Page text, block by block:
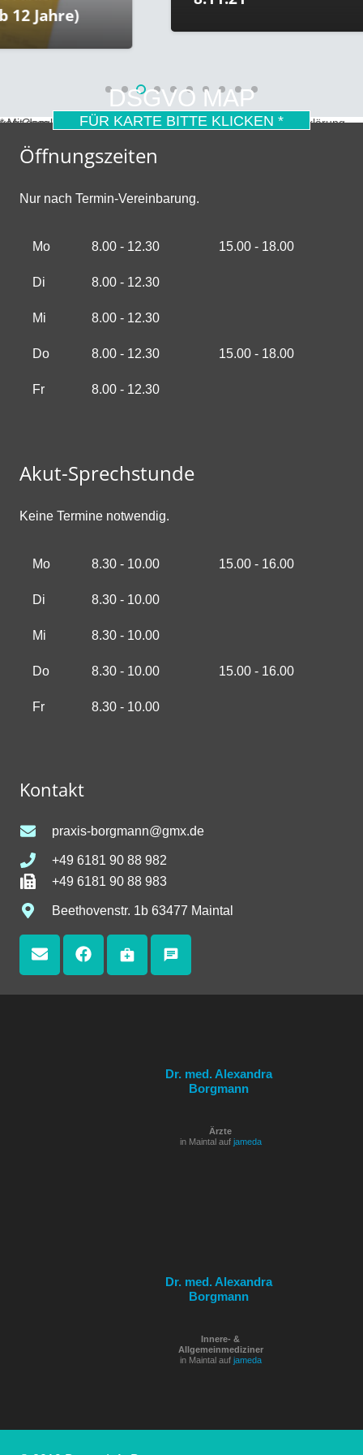
Jahre)
DSGVO MAP
FÜR KARTE BITTE KLICKEN *
* Mit dem Laden der Karte akzeptierst du die Datenschutzerklärung von Google. Mehr erfahren
Öffnungszeiten
Nur nach Termin-Vereinbarung.
Mo 8.00 - 12.30 15.00 - 18.00
Di 8.00 - 12.30
Mi 8.00 - 12.30
Do 8.00 - 12.30 15.00 - 18.00
Fr 8.00 - 12.30
Akut-Sprechstunde
Keine Termine notwendig.
Mo 8.30 - 10.00 15.00 - 16.00
Di 8.30 - 10.00
Mi 8.30 - 10.00
Do 8.30 - 10.00 15.00 - 16.00
Fr 8.30 - 10.00
Kontakt
praxis-borgmann@gmx.de
+49 6181 90 88 982
+49 6181 90 88 983
Beethovenstr. 1b 63477 Maintal
medical_services chat
Dr. med. Alexandra
Borgmann
Ärzte
in Maintal auf jameda
Dr. med. Alexandra
Borgmann
Innere- &
Allgemeinmediziner
in Maintal auf jameda